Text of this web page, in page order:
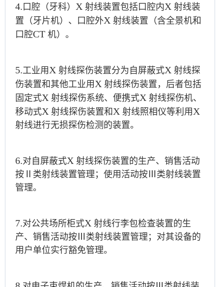
4. 口腔（牙科） X 射线装置包括口腔内X 射线装
置（牙片机）、口腔外X 射线装置（含全景机和
口腔CT 机）。
5.工业用 X 射线探伤装置分为自屏蔽式X 射线探
伤装置和其他工业用 X 射线探伤装置，后者包括
固定式X 射线探伤系统、便携式X 射线探伤机、
移动式X 射线探伤装置和 X 射线照相仪等利用 X
射线进行无损探伤检测的装置。
6.对自屏蔽式X 射线探伤装置的生产、销售活动
按Ⅱ类射线装置管理；使用活动按Ⅲ类射线装置
管理。
7.对公共场所柜式X 射线行李包检查装置的生
产、销售活动按Ⅲ类射线装置管理；对其设备的
用户单位实行豁免管理。